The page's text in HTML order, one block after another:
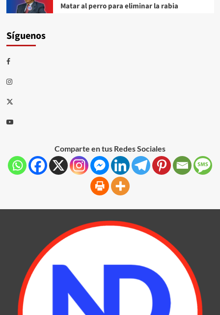
Matar al perro para eliminar la rabia
Síguenos
Comparte en tus Redes Sociales